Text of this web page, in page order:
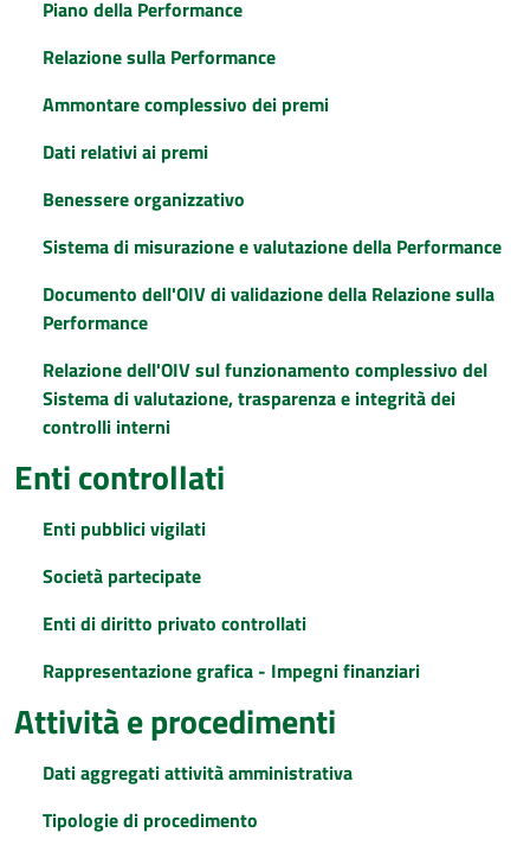
Piano della Performance
Relazione sulla Performance
Ammontare complessivo dei premi
Dati relativi ai premi
Benessere organizzativo
Sistema di misurazione e valutazione della Performance
Documento dell'OIV di validazione della Relazione sulla
Performance
Relazione dell'OIV sul funzionamento complessivo del
Sistema di valutazione, trasparenza e integrità dei
controlli interni
Enti controllati
Enti pubblici vigilati
Società partecipate
Enti di diritto privato controllati
Rappresentazione grafica - Impegni finanziari
Attività e procedimenti
Dati aggregati attività amministrativa
Tipologie di procedimento